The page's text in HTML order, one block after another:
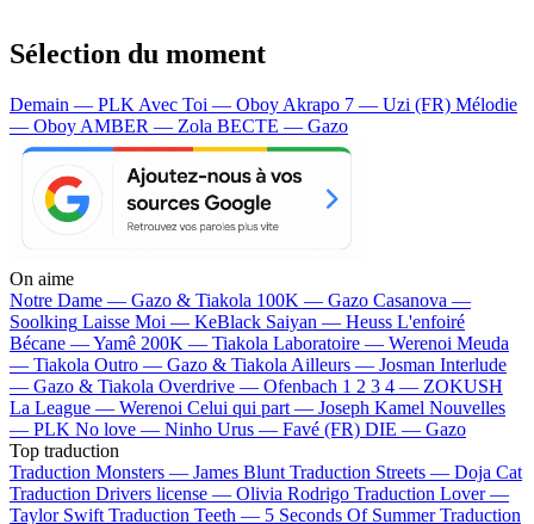
Sélection du moment
Demain — PLK Avec Toi — Oboy Akrapo 7 — Uzi (FR) Mélodie
— Oboy AMBER — Zola BECTE — Gazo
On aime
Notre Dame — Gazo & Tiakola 100K — Gazo Casanova —
Soolking Laisse Moi — KeBlack Saiyan — Heuss L'enfoiré
Bécane —Yamê 200K — Tiakola Laboratoire — Werenoi Meuda
— Tiakola Outro — Gazo & Tiakola Ailleurs — Josman Interlude
— Gazo & Tiakola Overdrive — Ofenbach 1 2 3 4 — ZOKUSH
La League — Werenoi Celui qui part — Joseph Kamel Nouvelles
— PLK No love — Ninho Urus — Favé (FR) DIE — Gazo
Top traduction
Traduction Monsters — James Blunt Traduction Streets — Doja Cat
Traduction Drivers license — Olivia Rodrigo Traduction Lover —
Taylor Swift Traduction Teeth — 5 Seconds Of Summer Traduction